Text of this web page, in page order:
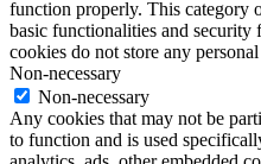
function properly. This category
basic functionalities and security
cookies do not store any
Non-necessary
Non-necessary
Any cookies that may not be
to function and is used